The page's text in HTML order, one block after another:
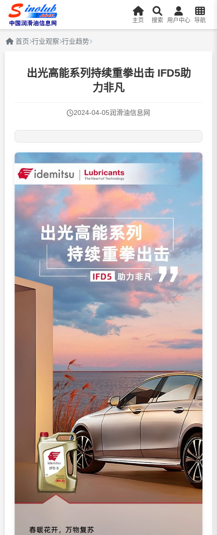
主页 搜索 用户中心 导航
首页 行业观察 行业趋势
出光高能系列持续重拳出击 IFD5助
力非凡
2024-04-05润滑油信息网